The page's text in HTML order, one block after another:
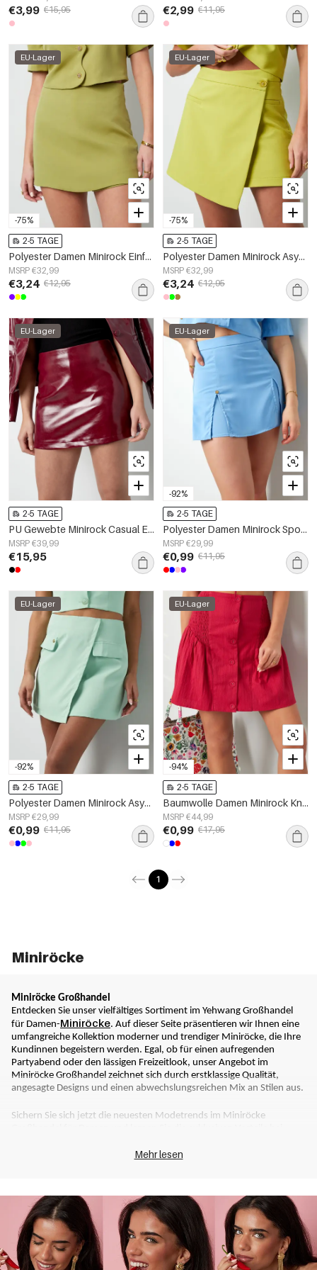
€3,99 €15,95 €2,99 €11,95
-75%
EU-Lager
2-5 TAGE
Polyester Damen Minirock Einfarbig Stretch Fit
MSRP €32,99
€3,24 €12,95
-75%
EU-Lager
2-5 TAGE
Polyester Damen Minirock Asymmetrisches Wrap-Design
MSRP €32,99
€3,24 €12,95
EU-Lager
2-5 TAGE
PU Gewebte Minirock Casual Einfarbig
MSRP €39,99
€15,95
-92%
EU-Lager
2-5 TAGE
Polyester Damen Minirock Sportlich Falten
MSRP €29,99
€0,99 €11,95
-92%
EU-Lager
2-5 TAGE
Polyester Damen Minirock Asymmetrisch Wrap Sportlich
MSRP €29,99
€0,99 €11,95
-94%
EU-Lager
2-5 TAGE
Baumwolle Damen Minirock Knopfverschluss Faltenoptik
MSRP €44,99
€0,99 €17,95
1
Miniröcke
Miniröcke Großhandel
Entdecken Sie unser vielfältiges Sortiment im Yehwang Großhandel
für Damen-Miniröcke. Auf dieser Seite präsentieren wir Ihnen eine
umfangreiche Kollektion moderner und trendiger Miniröcke, die Ihre
Kundinnen begeistern werden. Egal, ob für einen aufregenden
Partyabend oder den lässigen Freizeitlook, unser Angebot im
Miniröcke Großhandel zeichnet sich durch erstklassige Qualität,
angesagte Designs und einen abwechslungsreichen Mix an Stilen aus.
Sichern Sie sich jetzt die neuesten Modetrends im Miniröcke
Miniröcke Großhandel von Yehwang finden Sie beides! Wir legen
großen Wert auf Abwechslung und sind stets darauf bedacht, die
neuesten Trends in unseren Kollektionen zu berücksichtigen. So ist es
nicht verwunderlich, dass wir pro Monat etwa 1.000 neue Produkte
in unser Sortiment aufnehmen. So halten wir unsere Auswahl im
Großhandel für Damen-Miniröcke immer aktuell. Dadurch können
Mehr lesen